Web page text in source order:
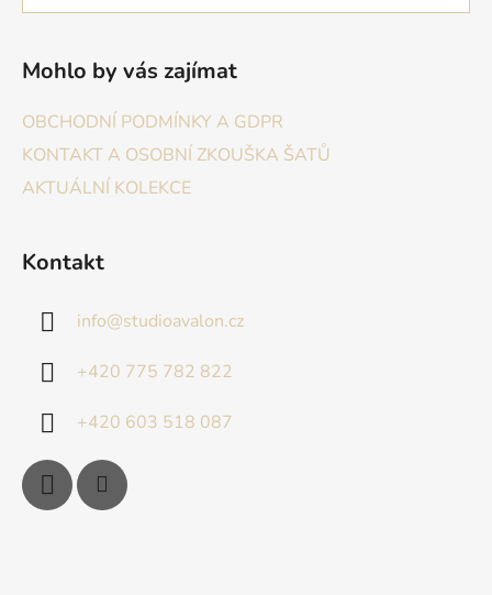
Mohlo by vás zajímat
OBCHODNÍ PODMÍNKY A GDPR
KONTAKT A OSOBNÍ ZKOUŠKA ŠATŮ
AKTUÁLNÍ KOLEKCE
Kontakt
info@studioavalon.cz
+420 775 782 822
+420 603 518 087